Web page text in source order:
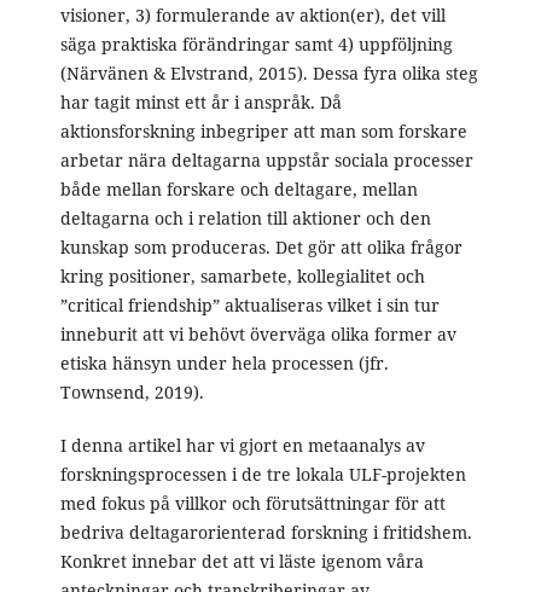
visioner, 3) formulerande av aktion(er), det vill
säga praktiska förändringar samt 4) uppföljning
(Närvänen & Elvstrand, 2015). Dessa fyra olika steg
har tagit minst ett år i anspråk. Då
aktionsforskning inbegriper att man som forskare
arbetar nära deltagarna uppstår sociala processer
både mellan forskare och deltagare, mellan
deltagarna och i relation till aktioner och den
kunskap som produceras. Det gör att olika frågor
kring positioner, samarbete, kollegialitet och
”critical friendship” aktualiseras vilket i sin tur
inneburit att vi behövt överväga olika former av
etiska hänsyn under hela processen (jfr.
Townsend, 2019).
I denna artikel har vi gjort en metaanalys av
forskningsprocessen i de tre lokala ULF-projekten
med fokus på villkor och förutsättningar för att
bedriva deltagarorienterad forskning i fritidshem.
Konkret innebar det att vi läste igenom våra